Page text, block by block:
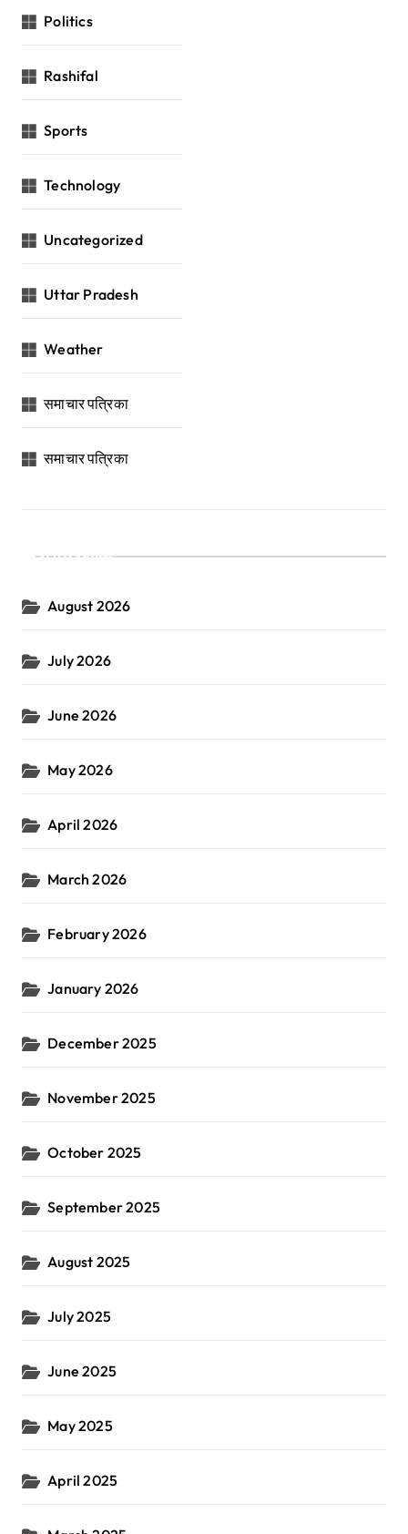
Politics
Rashifal
Sports
Technology
Uncategorized
Uttar Pradesh
Weather
समाचार पत्रिका
समाचार पत्रिका
Archives
August 2026
July 2026
June 2026
May 2026
April 2026
March 2026
February 2026
January 2026
December 2025
November 2025
October 2025
September 2025
August 2025
July 2025
June 2025
May 2025
April 2025